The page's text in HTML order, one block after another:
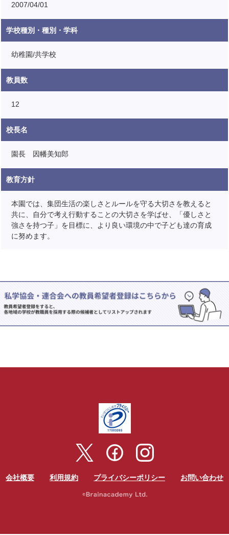
2007/04/01
学校種別・種別・学科
幼稚園/共学校
教員数
12
校長名
園長 因幡美知郎
教育方針
本園では、集団生活の楽しさとルールを守る大切さを教えると
共に、自分で考え行動することの大切さを学ばせ、「優しさと
強さを持つ子」を目標に、より良い環境の中で子ども達の育成
に努めます。
会社概要 利用規約 プライバシーポリシー お問い合わせ